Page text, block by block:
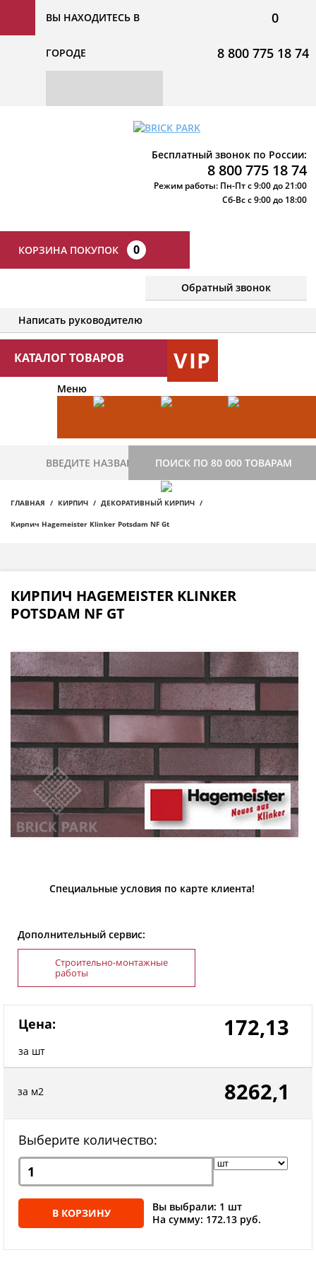
ВЫ НАХОДИТЕСЬ В
ГОРОДЕ
0
8 800 775 18 74
Бесплатный звонок по России:
8 800 775 18 74
Режим работы: Пн-Пт с 9:00 до 21:00
Сб-Вс с 9:00 до 18:00
КОРЗИНА ПОКУПОК 0
Обратный звонок
Написать руководителю
КАТАЛОГ ТОВАРОВ VIP
Меню
ПОИСК ПО 80 000 ТОВАРАМ
ГЛАВНАЯ КИРПИЧ ДЕКОРАТИВНЫЙ КИРПИЧ
Кирпич Hagemeister Klinker Potsdam NF Gt
КИРПИЧ HAGEMEISTER KLINKER
POTSDAM NF GT
Специальные условия по карте клиента!
Дополнительный сервис:
Строительно-монтажные
работы
Цена:
за шт
172,13
за м2 8262,1
Выберите количество:
В КОРЗИНУ
Вы выбрали: 1 шт
На сумму: 172.13 руб.